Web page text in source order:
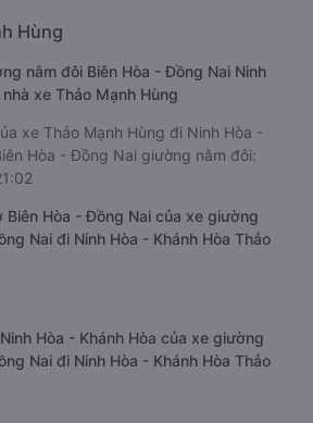
Hùng
nằm đôi Biên Hòa - Đồng Nai Ninh
xe Thảo Mạnh Hùng
xe Thảo Mạnh Hùng đi Ninh Hòa -
Hòa - Đồng Nai giường nằm đôi:
Hòa - Đồng Nai của xe giường
Nai đi Ninh Hòa - Khánh Hòa Thảo
Hòa - Khánh Hòa của xe giường
Nai đi Ninh Hòa - Khánh Hòa Thảo